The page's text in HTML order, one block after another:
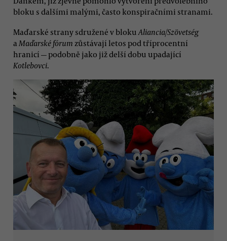
bloku s dalšími malými, často konspiračními stranami.
Maďarské strany sdružené v bloku Aliancia/Szövetség
a Maďarské fórum zůstávají letos pod tříprocentní
hranicí — podobně jako již delší dobu upadající
Kotlebovci.